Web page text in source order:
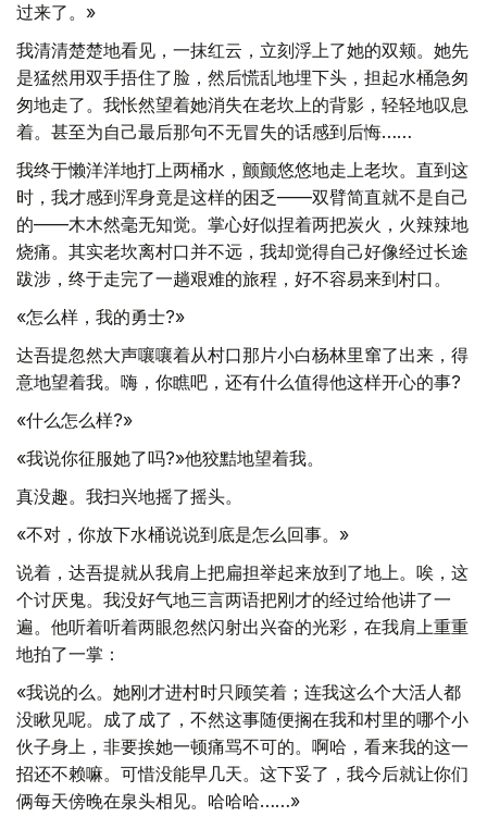
过来了。»
我清清楚楚地看见，一抹红云，立刻浮上了她的双颊。她先
是猛然用双手捂住了脸，然后慌乱地埋下头，担起水桶急匆
匆地走了。我怅然望着她消失在老坎上的背影，轻轻地叹息
着。甚至为自己最后那句不无冒失的话感到后悔……
我终于懒洋洋地打上两桶水，颤颤悠悠地走上老坎。直到这
时，我才感到浑身竟是这样的困乏——双臂简直就不是自己
的——木木然毫无知觉。掌心好似捏着两把炭火，火辣辣地
烧痛。其实老坎离村口并不远，我却觉得自己好像经过长途
跋涉，终于走完了一趟艰难的旅程，好不容易来到村口。
«怎么样，我的勇士?»
达吾提忽然大声嚷嚷着从村口那片小白杨林里窜了出来，得
意地望着我。嗨，你瞧吧，还有什么值得他这样开心的事?
«什么怎么样?»
«我说你征服她了吗?»他狡黠地望着我。
真没趣。我扫兴地摇了摇头。
«不对，你放下水桶说说到底是怎么回事。»
说着，达吾提就从我肩上把扁担举起来放到了地上。唉，这
个讨厌鬼。我没好气地三言两语把刚才的经过给他讲了一
遍。他听着听着两眼忽然闪射出兴奋的光彩，在我肩上重重
地拍了一掌：
«我说的么。她刚才进村时只顾笑着；连我这么个大活人都
没瞅见呢。成了成了，不然这事随便搁在我和村里的哪个小
伙子身上，非要挨她一顿痛骂不可的。啊哈，看来我的这一
招还不赖嘛。可惜没能早几天。这下妥了，我今后就让你们
俩每天傍晚在泉头相见。哈哈哈……»